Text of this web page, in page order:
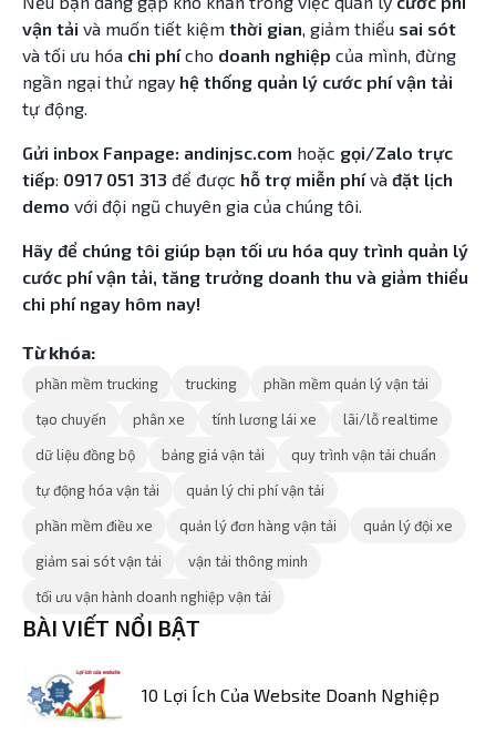
vận tải và muốn tiết kiệm thời gian, giảm thiểu sai sót
và tối ưu hóa chi phícho doanh nghiệp của mình, đừng
ngần ngại thử ngay hệ thống quản lý cước phí vận tải
tự động.
Gửi inbox Fanpage: andinjsc.com hoặc gọi/Zalo trực
tiếp: 0917 051 313 để được hỗ trợ miễn phívà đặt lịch
demo với đội ngũ chuyên gia của chúng tôi.
Hãy để chúng tôi giúp bạn tối ưu hóa quy trình quản lý
cước phí vận tải, tăng trưởng doanh thu và giảm thiểu
chi phíngay hôm nay!
Từ khóa:
phần mềm trucking trucking
phần mềm quản lý vận tải
tạo chuyến
phân xe tính lương lái xe
lãi/lỗ realtime
dữ liệu đồng bộ
bảng giá vận tải
quy trình vận tải chuẩn
tự động hóa vận tải
quản lý chi phí vận tải
phần mềm điều xe
quản lý đơn hàng vận tải
quản lý đội xe
giảm sai sót vận tải
vận tải thông minh
tối ưu vận hành doanh nghiệp vận tải
BÀI VIẾT NỔI BẬT
10 Lợi Ích Của Website Doanh Nghiệp